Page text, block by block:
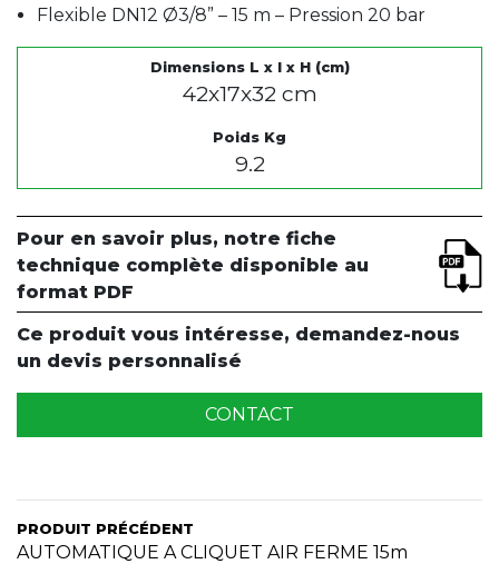
Flexible DN12 Ø3/8” – 15 m – Pression 20 bar
Dimensions L x l x H (cm)
42x17x32 cm
Poids Kg
9.2
Pour en savoir plus, notre fiche
technique complète disponible au
format PDF
Ce produit vous intéresse, demandez-nous
un devis personnalisé
CONTACT
PRODUIT PRÉCÉDENT
AUTOMATIQUE A CLIQUET AIR FERME 15m